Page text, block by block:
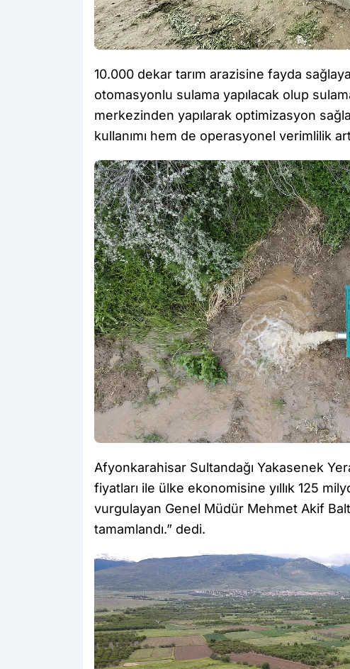
10.000 dekar tarım arazisine fayda
otomasyonlu sulama yapılacak olup
merkezinden yapılarak optimizasyon
kullanımı hem de operasyonel verimlilik
Afyonkarahisar Sultandağı Yakasenek
fiyatları ile ülke ekonomisine yıllık 125
vurgulayan Genel Müdür Mehmet Akif
tamamlandı.” dedi.